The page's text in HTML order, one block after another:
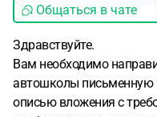
Общаться в чате
Здравствуйте.
Вам необходимо
автошколы письменную
описью вложения с